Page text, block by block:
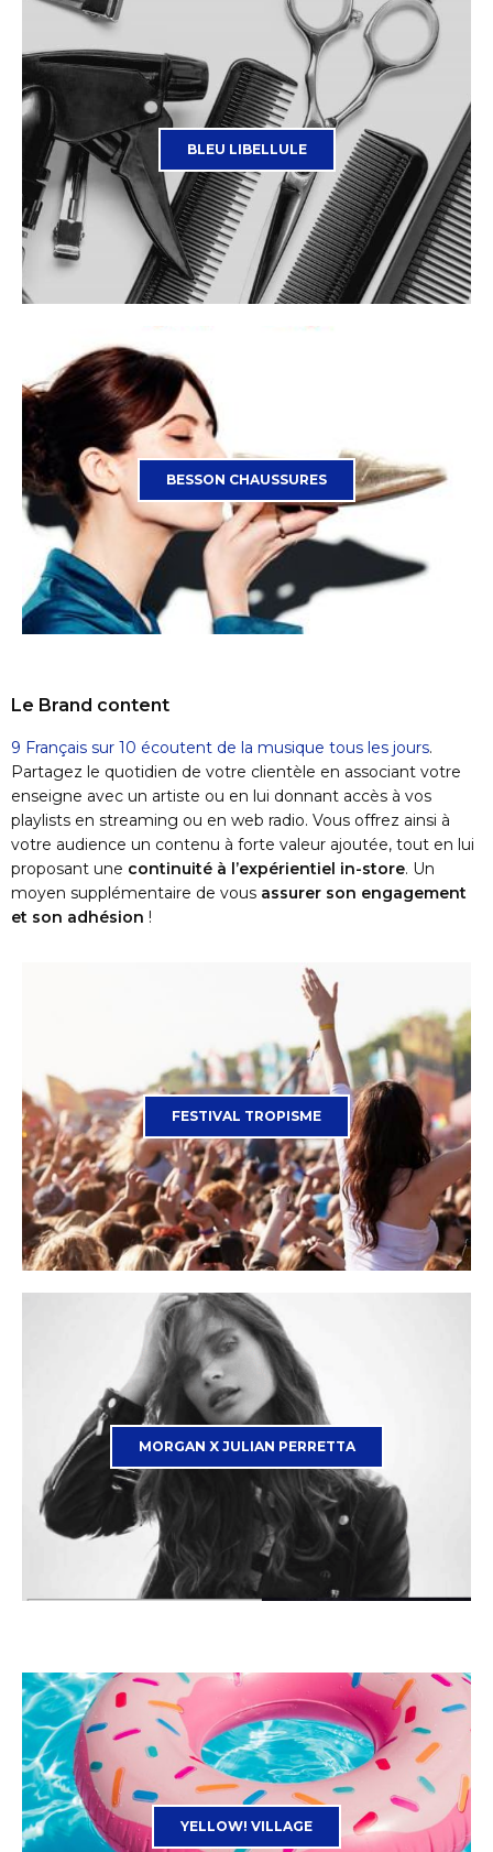
BLEU LIBELLULE
BESSON CHAUSSURES
Le Brand content
9 Français sur 10 écoutent de la musique tous les jours.
Partagez le quotidien de votre clientèle en associant votre
enseigne avec un artiste ou en lui donnant accès à vos
playlists en streaming ou en web radio. Vous offrez ainsi à
votre audience un contenu à forte valeur ajoutée, tout en lui
proposant une continuité à l’expérientiel in-store. Un
moyen supplémentaire de vous assurer son engagement
et son adhésion !
FESTIVAL TROPISME
MORGAN X JULIAN PERRETTA
YELLOW! VILLAGE